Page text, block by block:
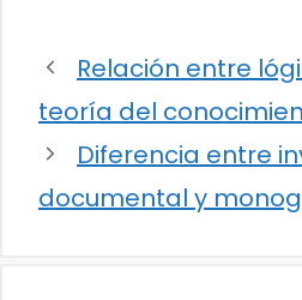
Relación entre
teoría del
Diferencia entre
documental y